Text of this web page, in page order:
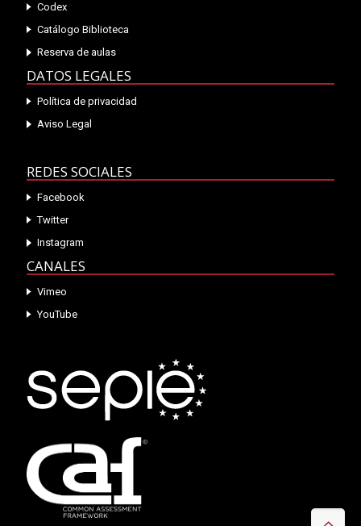
Codex
Catálogo Biblioteca
Reserva de aulas
DATOS LEGALES
Política de privacidad
Aviso Legal
REDES SOCIALES
Facebook
Twitter
Instagram
CANALES
Vimeo
YouTube